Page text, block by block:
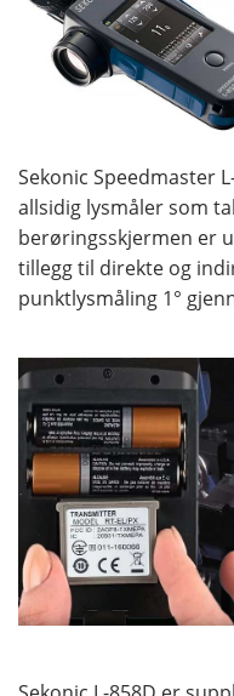
Sekonic Speedmaster
allsidig lysmåler som
berøringsskjermen er
tillegg til direkte og
punktlysmåling 1°